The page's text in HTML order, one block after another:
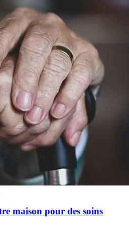
maison pour des soins